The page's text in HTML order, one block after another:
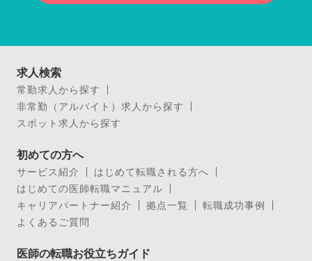
求人検索
常勤求人から探す
非常勤（アルバイト）求人から探す
スポット求人から探す
初めての方へ
サービス紹介
はじめて転職される方へ
はじめての医師転職マニュアル
キャリアパートナー紹介
拠点一覧
転職成功事例
よくあるご質問
医師の転職お役立ちガイド